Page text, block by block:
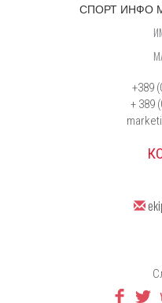
СПОРТ ИНФО
+389
+ 389